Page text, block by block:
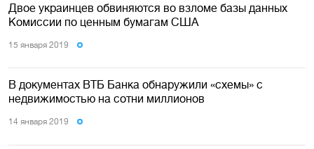
Двое украинцев обвиняются во взломе базы данных
Комиссии по ценным бумагам США
15 января 2019
В документах ВТБ Банка обнаружили «схемы» с
недвижимостью на сотни миллионов
14 января 2019